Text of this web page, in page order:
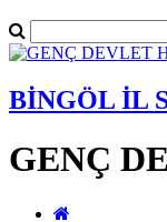
BİNGÖL İL
GENÇ